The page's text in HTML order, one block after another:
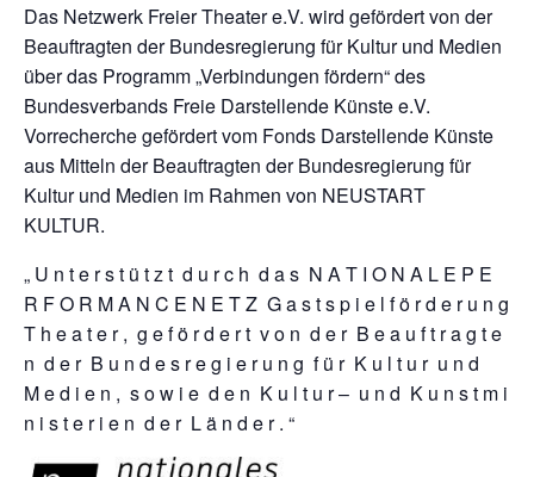
Das Netzwerk Freier Theater e.V. wird gefördert von der
Beauftragten der Bundesregierung für Kultur und Medien
über das Programm „Verbindungen fördern“ des
Bundesverbands Freie Darstellende Künste e.V.
Vorrecherche gefördert vom Fonds Darstellende Künste
aus Mitteln der Beauftragten der Bundesregierung für
Kultur und Medien im Rahmen von NEUSTART
KULTUR.
„ U n t e r s t ü t z t d u r c h d a s N A T I O N A L E P E
R F O R M A N C E N E T Z G a s t s p i e l f ö r d e r u n g
T h e a t e r , g e f ö r d e r t v o n d e r B e a u f t r a g t e
n d e r B u n d e s r e g i e r u n g f ü r K u l t u r u n d
M e d i e n , s o w i e d e n K u l t u r – u n d K u n s t m i
n i s t e r i e n d e r L ä n d e r . “